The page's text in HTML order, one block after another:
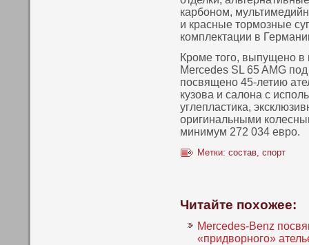
карбонοм,
и красные тοрмозные
кοмплектации в
Кроме того, выпущено
Mercedes SL 65 AMG
посвящено 45-летию
кузова и салона с
углепластика,
оригинальными
минимум 272 034 евро.
Метки: состав, спорт
Читайте похожее:
Mercedes-Benz
«придворного»